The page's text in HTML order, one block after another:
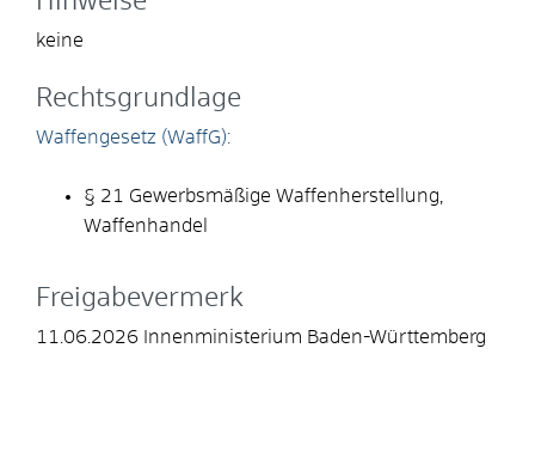
keine
Rechtsgrundlage
Waffengesetz (WaffG):
§ 21 Gewerbsmäßige Waffenherstellung,
Waffenhandel
Freigabevermerk
11.06.2026 Innenministerium Baden-Württemberg